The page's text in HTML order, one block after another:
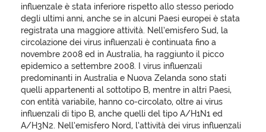
influenzale è stata inferiore rispetto allo stesso periodo
degli ultimi anni, anche se in alcuni Paesi europei è stata
registrata una maggiore attività. Nell’emisfero Sud, la
circolazione dei virus influenzali è continuata fino a
novembre 2008 ed in Australia, ha raggiunto il picco
epidemico a settembre 2008. I virus influenzali
predominanti in Australia e Nuova Zelanda sono stati
quelli appartenenti al sottotipo B, mentre in altri Paesi,
con entità variabile, hanno co-circolato, oltre ai virus
influenzali di tipo B, anche quelli del tipo A/H1N1 ed
A/H3N2. Nell’emisfero Nord, l’attività dei virus influenzali